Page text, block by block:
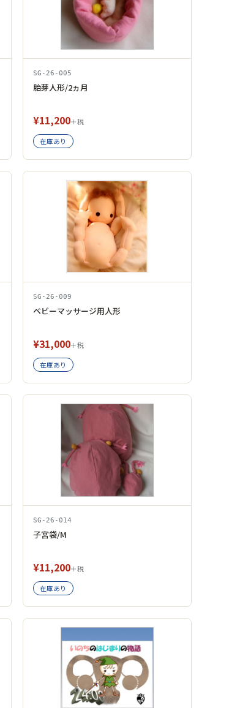
SG-26-005
胎芽人形/2ヵ月
¥11,200＋税
在庫あり
SG-26-009
ベビーマッサージ用人形
¥31,000＋税
在庫あり
SG-26-014
子宮袋/M
¥11,200＋税
在庫あり